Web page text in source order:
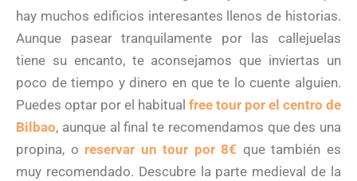
hay muchos edificios interesantes llenos de historias.
Aunque pasear tranquilamente por las callejuelas
tiene su encanto, te aconsejamos que inviertas un
poco de tiempo y dinero en que te lo cuente alguien.
Puedes optar por el habitual free tour por el centro de
Bilbao, aunque al final te recomendamos que des una
propina, o reservar un tour por 8€ que también es
muy recomendado. Descubre la parte medieval de la